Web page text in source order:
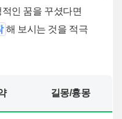
인 꿈을 꾸셨다면
해 보시는 것을 적극
길몽/흉몽